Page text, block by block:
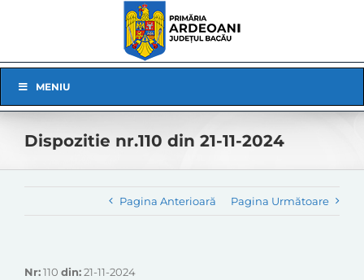
Navigation
MENIU
Dispozitie nr.110 din 21-11-2024
Pagina Anterioară Pagina Următoare
Nr:110 din:21-11-2024